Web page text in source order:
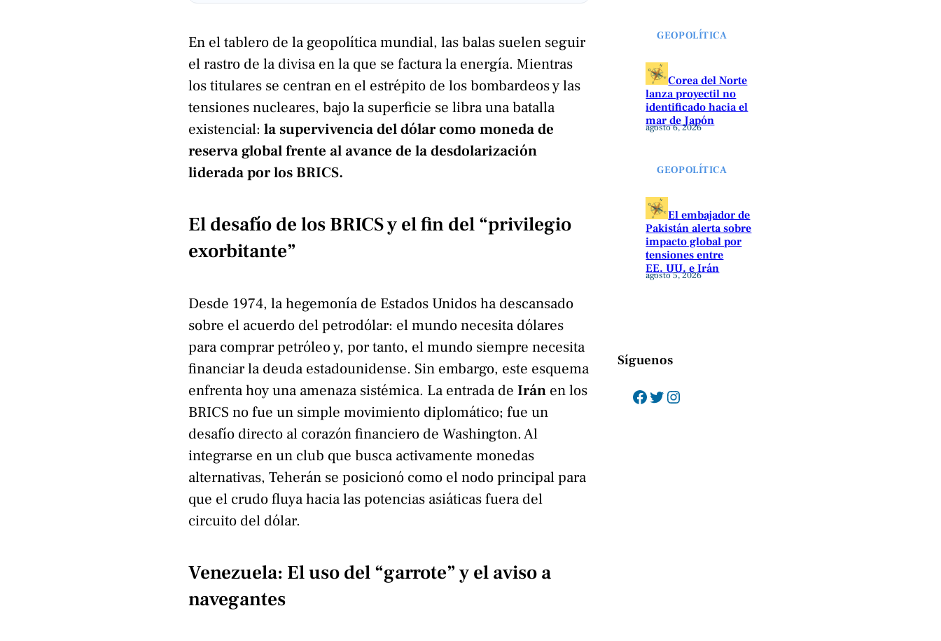
En el tablero de la geopolítica mundial, las balas suelen seguir
el rastro de la divisa en la que se factura la energía. Mientras
los titulares se centran en el estrépito de los bombardeos y las
tensiones nucleares, bajo la superficie se libra una batalla
existencial:la supervivencia del dólar como moneda de
reserva global frente al avance de la desdolarización
liderada por los BRICS.
El desafío de los BRICS y el fin del “privilegio
exorbitante”
Desde 1974, la hegemonía de Estados Unidos ha descansado
sobre el acuerdo del petrodólar: el mundo necesita dólares
para comprar petróleo y, por tanto, el mundo siempre necesita
financiar la deuda estadounidense. Sin embargo, este esquema
enfrenta hoy una amenaza sistémica. La entrada deIrán en los
BRICS no fue un simple movimiento diplomático; fue un
desafío directo al corazón financiero de Washington. Al
integrarse en un club que busca activamente monedas
alternativas, Teherán se posicionó como el nodo principal para
que el crudo fluya hacia las potencias asiáticas fuera del
circuito del dólar.
Venezuela: El uso del “garrote” y el aviso a
navegantes
GEOPOLÍTICA
Corea del Norte
lanza proyectil no
identificado hacia el
mar de Japón
agosto 6, 2026
GEOPOLÍTICA
El embajador de
Pakistán alerta sobre
impacto global por
tensiones entre
EE. UU. e Irán
agosto 5, 2026
Síguenos
Facebook Twitter Instagram